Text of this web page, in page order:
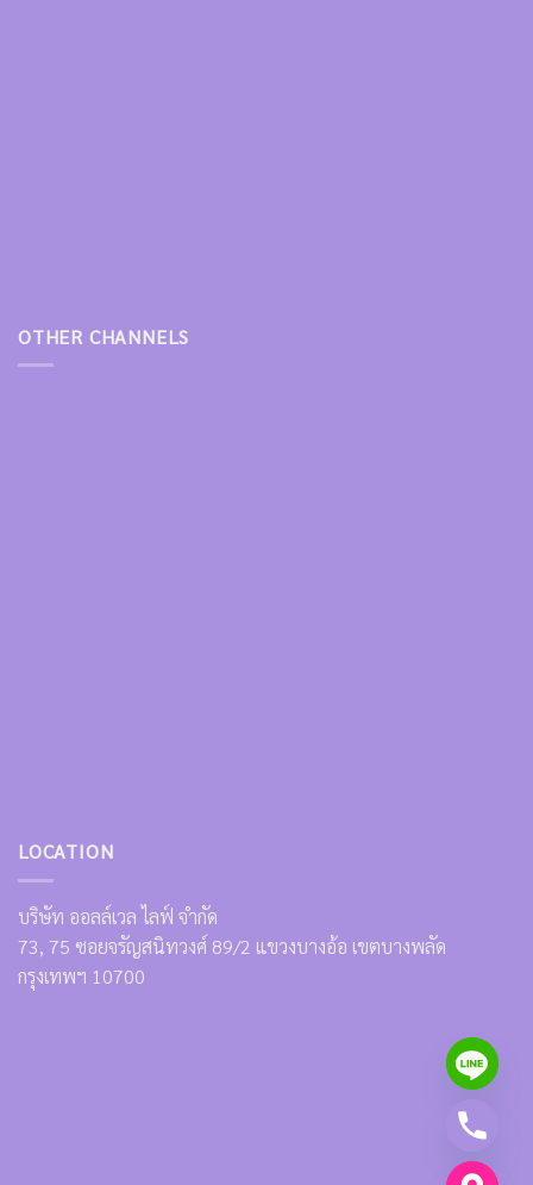
OTHER CHANNELS
LOCATION
บริษัท ออลล์เวล ไลฟ์ จำกัด
73, 75 ซอยจรัญสนิทวงศ์ 89/2 แขวงบางอ้อ เขตบางพลัด
กรุงเทพฯ 10700